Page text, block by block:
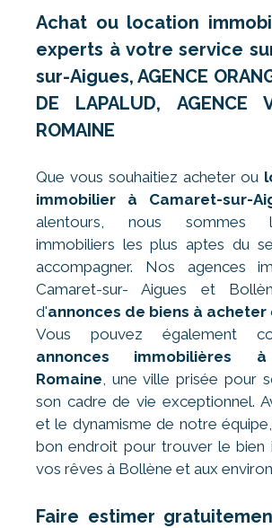
Achat ou location
experts à votre service
sur-Aigues, AGENCE
DE LAPALUD, AGENCE
ROMAINE
Que vous souhaitiez acheter ou
immobilier à Camaret-sur-
alentours, nous sommes
immobiliers les plus aptes du
accompagner. Nos agences
Camaret-sur- Aigues et
d'annonces de biens à acheter
Vous pouvez également
annonces immobilières à
Romaine, une ville prisée pour
son cadre de vie exceptionnel.
et le dynamisme de notre
bon endroit pour trouver le bien
vos rêves à Bollène et aux
Faire estimer